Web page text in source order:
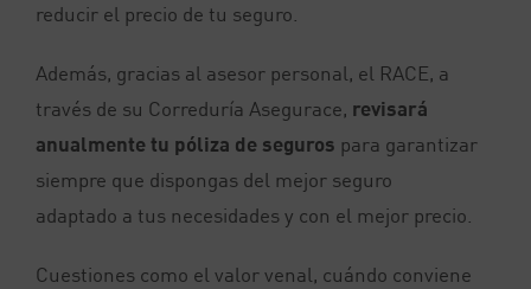
reducir el precio de tu seguro.
Además, gracias al asesor personal, el RACE, a
través de su Correduría Asegurace, revisará
anualmente tu póliza de seguros para garantizar
siempre que dispongas del mejor seguro
adaptado a tus necesidades y con el mejor precio.
Cuestiones como el valor venal, cuándo conviene